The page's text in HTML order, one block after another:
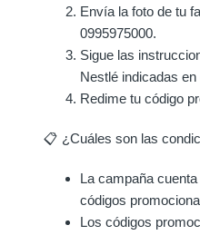
Envía la foto de tu
0995975000.
Sigue las
Nestlé indicadas en
Redime tu código
📋 ¿Cuáles son las
La campaña
códigos
Los códigos